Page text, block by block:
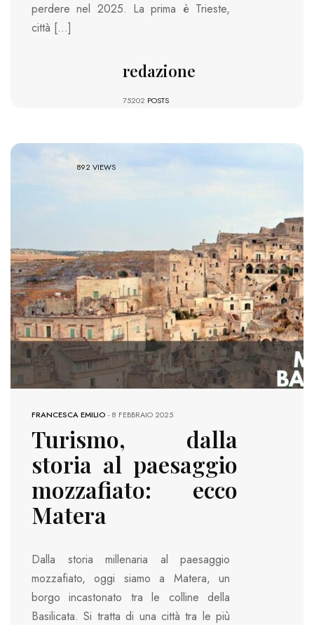
perdere nel 2025. La prima è Trieste,
città […]
redazione
75202 POSTS
892 VIEWS
FRANCESCA EMILIO -8 FEBBRAIO 2025
Turismo, dalla
storia al paesaggio
mozzafiato: ecco
Matera
Dalla storia millenaria al paesaggio
mozzafiato, oggi siamo a Matera, un
borgo incastonato tra le colline della
Basilicata. Si tratta di una città tra le più